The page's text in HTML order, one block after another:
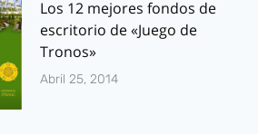
Los 12 mejores fondos de
escritorio de «Juego de
Tronos»
Abril 25, 2014